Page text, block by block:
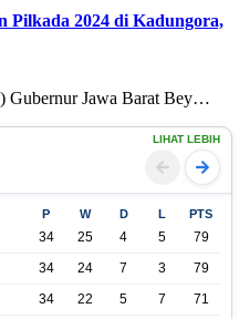
Pilkada 2024 di Kadungora,
Jawa Barat Bey…
LIHAT LEBIH
P W D L PTS
34 25 4 5
79
34 24 7 3
79
34 22 5 7
71